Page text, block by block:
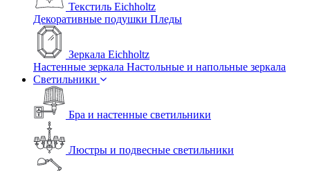
Текстиль Eichholtz
Декоративные подушки Пледы
Зеркала Eichholtz
Настенные зеркала Настольные и напольные зеркала
Светильники
Бра и настенные светильники
Люстры и подвесные светильники